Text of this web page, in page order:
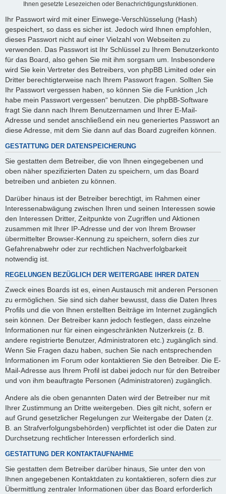
Ihnen gesetzte Lesezeichen oder Benachrichtigungsfunktionen.
Ihr Passwort wird mit einer Einwege-Verschlüsselung (Hash)
gespeichert, so dass es sicher ist. Jedoch wird Ihnen empfohlen,
dieses Passwort nicht auf einer Vielzahl von Webseiten zu
verwenden. Das Passwort ist Ihr Schlüssel zu Ihrem Benutzerkonto
für das Board, also gehen Sie mit ihm sorgsam um. Insbesondere
wird Sie kein Vertreter des Betreibers, von phpBB Limited oder ein
Dritter berechtigterweise nach Ihrem Passwort fragen. Sollten Sie
Ihr Passwort vergessen haben, so können Sie die Funktion „Ich
habe mein Passwort vergessen“ benutzen. Die phpBB-Software
fragt Sie dann nach Ihrem Benutzernamen und Ihrer E-Mail-
Adresse und sendet anschließend ein neu generiertes Passwort an
diese Adresse, mit dem Sie dann auf das Board zugreifen können.
GESTATTUNG DER DATENSPEICHERUNG
Sie gestatten dem Betreiber, die von Ihnen eingegebenen und
oben näher spezifizierten Daten zu speichern, um das Board
betreiben und anbieten zu können.
Darüber hinaus ist der Betreiber berechtigt, im Rahmen einer
Interessenabwägung zwischen Ihren und seinen Interessen sowie
den Interessen Dritter, Zeitpunkte von Zugriffen und Aktionen
zusammen mit Ihrer IP-Adresse und der von Ihrem Browser
übermittelter Browser-Kennung zu speichern, sofern dies zur
Gefahrenabwehr oder zur rechtlichen Nachverfolgbarkeit
notwendig ist.
REGELUNGEN BEZÜGLICH DER WEITERGABE IHRER DATEN
Zweck eines Boards ist es, einen Austausch mit anderen Personen
zu ermöglichen. Sie sind sich daher bewusst, dass die Daten Ihres
Profils und die von Ihnen erstellten Beiträge im Internet zugänglich
sein können. Der Betreiber kann jedoch festlegen, dass einzelne
Informationen nur für einen eingeschränkten Nutzerkreis (z. B.
andere registrierte Benutzer, Administratoren etc.) zugänglich sind.
Wenn Sie Fragen dazu haben, suchen Sie nach entsprechenden
Informationen im Forum oder kontaktieren Sie den Betreiber. Die E-
Mail-Adresse aus Ihrem Profil ist dabei jedoch nur für den Betreiber
und von ihm beauftragte Personen (Administratoren) zugänglich.
Andere als die oben genannten Daten wird der Betreiber nur mit
Ihrer Zustimmung an Dritte weitergeben. Dies gilt nicht, sofern er
auf Grund gesetzlicher Regelungen zur Weitergabe der Daten (z.
B. an Strafverfolgungsbehörden) verpflichtet ist oder die Daten zur
Durchsetzung rechtlicher Interessen erforderlich sind.
GESTATTUNG DER KONTAKTAUFNAHME
Sie gestatten dem Betreiber darüber hinaus, Sie unter den von
Ihnen angegebenen Kontaktdaten zu kontaktieren, sofern dies zur
Übermittlung zentraler Informationen über das Board erforderlich